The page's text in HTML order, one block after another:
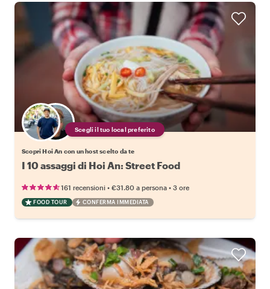
Scegli il tuo local preferito
Scopri Hoi An con un host scelto da te
I 10 assaggi di Hoi An: Street Food
161 recensioni • €31.80 a persona • 3 ore
FOOD TOUR CONFERMA IMMEDIATA